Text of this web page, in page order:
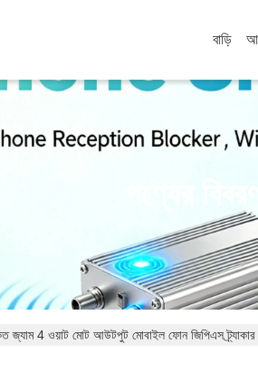
বাড়ি
জ্যাম 4 ওয়াট মোট আউটপুট মোবাইল ফোন জিপিএস